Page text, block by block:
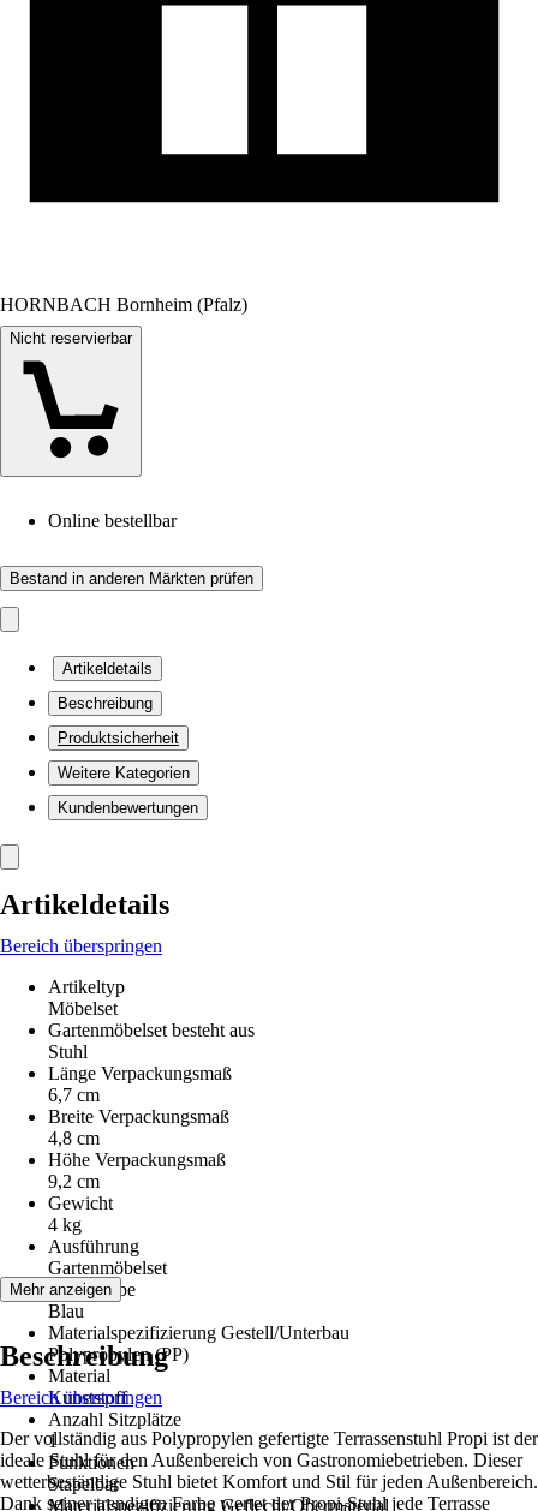
HORNBACH Bornheim (Pfalz)
Nicht reservierbar
Online bestellbar
Bestand in anderen Märkten prüfen
Artikeldetails
Beschreibung
Produktsicherheit
Weitere Kategorien
Kundenbewertungen
Artikeldetails
Bereich überspringen
Artikeltyp
Möbelset
Gartenmöbelset besteht aus
Stuhl
Länge Verpackungsmaß
6,7 cm
Breite Verpackungsmaß
4,8 cm
Höhe Verpackungsmaß
9,2 cm
Gewicht
4 kg
Ausführung
Gartenmöbelset
Grundfarbe
Blau
Materialspezifizierung Gestell/Unterbau
Polypropylen (PP)
Material
Kunststoff
Anzahl Sitzplätze
1
Funktionen
Stapelbar
Materialspezifizierung Geflecht/Obermaterial
Mehr anzeigen
Beschreibung
Bereich überspringen
Der vollständig aus Polypropylen gefertigte Terrassenstuhl Propi ist der
ideale Stuhl für den Außenbereich von Gastronomiebetrieben. Dieser
wetterbeständige Stuhl bietet Komfort und Stil für jeden Außenbereich.
Dank seiner trendigen Farbe wertet der Propi-Stuhl jede Terrasse